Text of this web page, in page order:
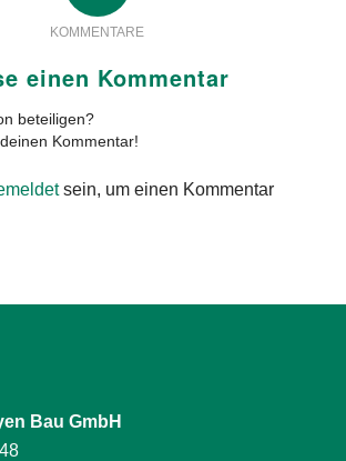
KOMMENTARE
einen Kommentar
beteiligen?
Kommentar!
sein, um einen Kommentar
Bau GmbH